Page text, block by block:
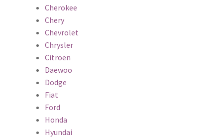
Cherokee
Chery
Chevrolet
Chrysler
Citroen
Daewoo
Dodge
Fiat
Ford
Honda
Hyundai